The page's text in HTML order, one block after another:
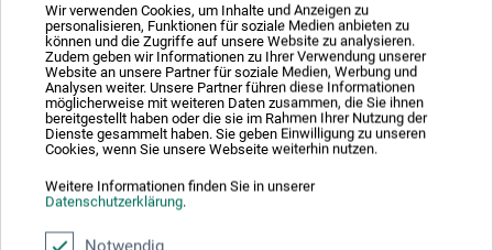
Wir verwenden Cookies, um Inhalte und Anzeigen zu
personalisieren, Funktionen für soziale Medien anbieten zu
können und die Zugriffe auf unsere Website zu analysieren.
Zudem geben wir Informationen zu Ihrer Verwendung unserer
Website an unsere Partner für soziale Medien, Werbung und
Analysen weiter. Unsere Partner führen diese Informationen
möglicherweise mit weiteren Daten zusammen, die Sie ihnen
bereitgestellt haben oder die sie im Rahmen Ihrer Nutzung der
Dienste gesammelt haben. Sie geben Einwilligung zu unseren
Cookies, wenn Sie unsere Webseite weiterhin nutzen.
Weitere Informationen finden Sie in unserer
Datenschutzerklärung.
Kundeservice
Boesners kunstuddannede personale sidder klar med hjælp og
gode råd om prodkterne og svarer inden for 24 timer alle
hverdage.
Hvad sælger vi?
Boesner fører alle de kendte mærkevarer samt vores eget